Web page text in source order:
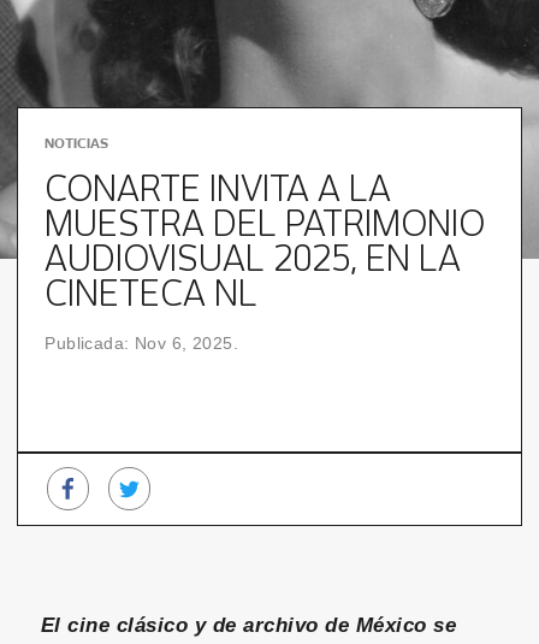
NOTICIAS
CONARTE INVITA A LA
MUESTRA DEL PATRIMONIO
AUDIOVISUAL 2025, EN LA
CINETECA NL
Publicada: Nov 6, 2025.
El cine clásico y de archivo de México se